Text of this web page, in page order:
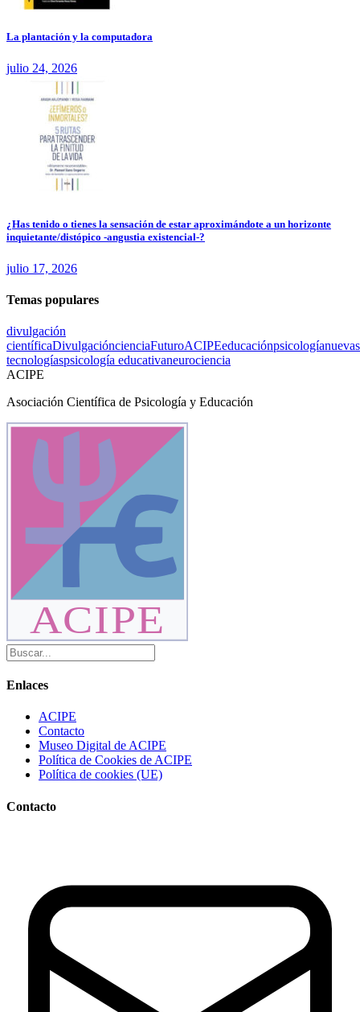
La plantación y la computadora
julio 24, 2026
¿Has tenido o tienes la sensación de estar aproximándote a un horizonte
inquietante/distópico -angustia existencial-?
julio 17, 2026
Temas populares
divulgación
científicaDivulgacióncienciaFuturoACIPEeducaciónpsicologíanuevas
tecnologíaspsicología educativaneurociencia
ACIPE
Asociación Científica de Psicología y Educación
ACIPE
Enlaces
ACIPE
Contacto
Museo Digital de ACIPE
Política de Cookies de ACIPE
Política de cookies (UE)
Contacto